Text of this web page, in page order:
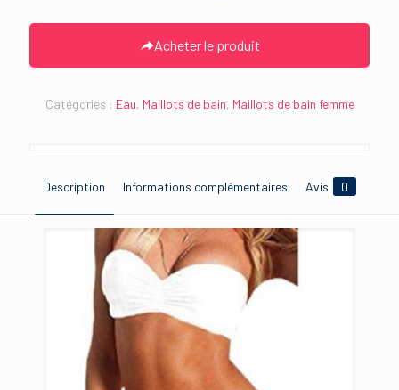
Acheter le produit
Catégories : Eau, Maillots de bain, Maillots de bain femme
Description Informations complémentaires Avis 0